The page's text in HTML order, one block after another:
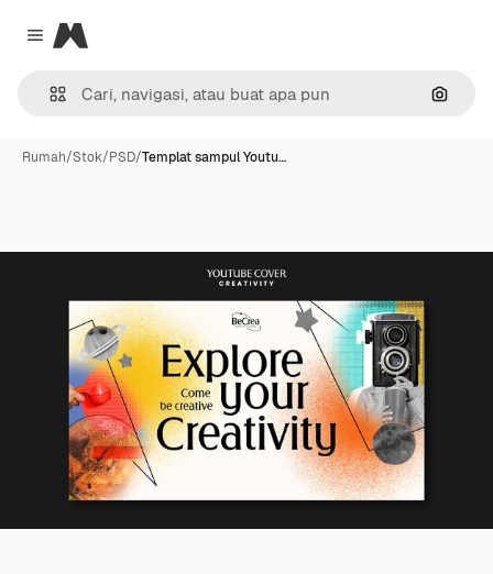
Close menu
Magnific
Rumah/Stok/PSD/Templat sampul Youtu…